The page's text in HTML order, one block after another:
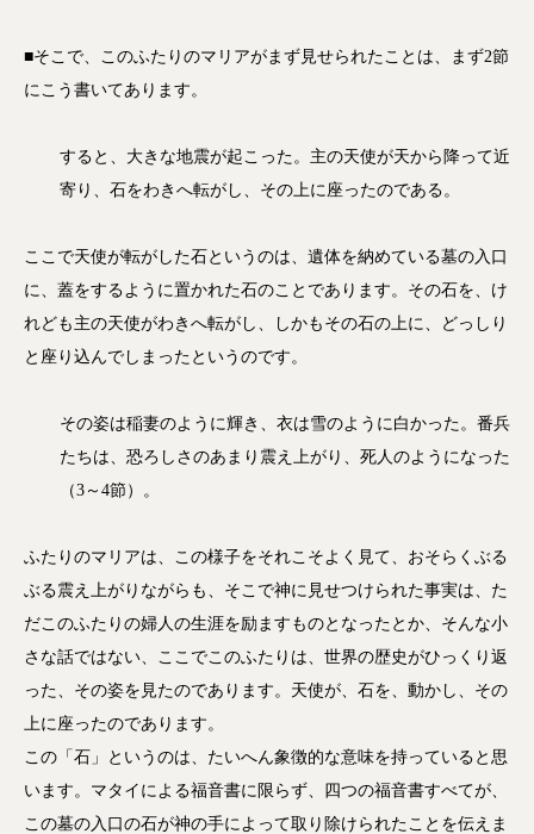
■そこで、このふたりのマリアがまず見せられたことは、まず2節
にこう書いてあります。
すると、大きな地震が起こった。主の天使が天から降って近
寄り、石をわきへ転がし、その上に座ったのである。
ここで天使が転がした石というのは、遺体を納めている墓の入口
に、蓋をするように置かれた石のことであります。その石を、け
れども主の天使がわきへ転がし、しかもその石の上に、どっしり
と座り込んでしまったというのです。
その姿は稲妻のように輝き、衣は雪のように白かった。番兵
たちは、恐ろしさのあまり震え上がり、死人のようになった
（3～4節）。
ふたりのマリアは、この様子をそれこそよく見て、おそらくぶる
ぶる震え上がりながらも、そこで神に見せつけられた事実は、た
だこのふたりの婦人の生涯を励ますものとなったとか、そんな小
さな話ではない、ここでこのふたりは、世界の歴史がひっくり返
った、その姿を見たのであります。天使が、石を、動かし、その
上に座ったのであります。
この「石」というのは、たいへん象徴的な意味を持っていると思
います。マタイによる福音書に限らず、四つの福音書すべてが、
この墓の入口の石が神の手によって取り除けられたことを伝えま